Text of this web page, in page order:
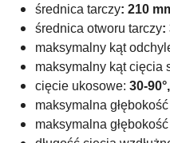
średnica tarczy: 210
średnica otworu tarczy:
maksymalny kąt
maksymalny kąt cięcia
cięcie ukosowe: 30-90°,
maksymalna
maksymalna